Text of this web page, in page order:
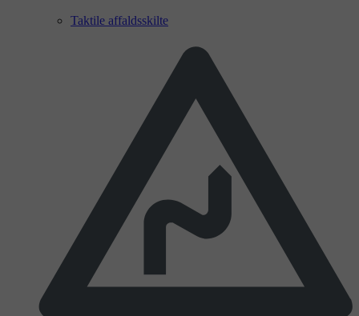
Taktile affaldsskilte